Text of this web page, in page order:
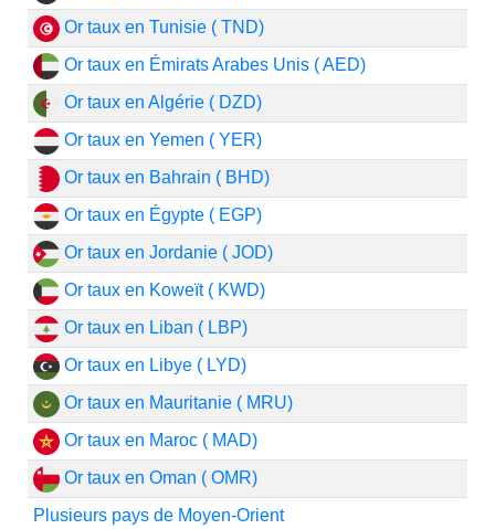
Or taux en Tunisie ( TND)
Or taux en Émirats Arabes Unis ( AED)
Or taux en Algérie ( DZD)
Or taux en Yemen ( YER)
Or taux en Bahrain ( BHD)
Or taux en Égypte ( EGP)
Or taux en Jordanie ( JOD)
Or taux en Koweït ( KWD)
Or taux en Liban ( LBP)
Or taux en Libye ( LYD)
Or taux en Mauritanie ( MRU)
Or taux en Maroc ( MAD)
Or taux en Oman ( OMR)
Plusieurs pays de Moyen-Orient